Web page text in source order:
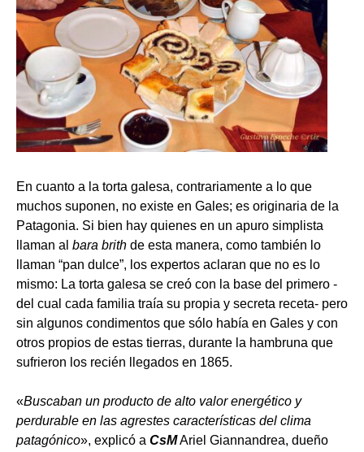
En cuanto a la torta galesa, contrariamente a lo que
muchos suponen, no existe en Gales; es originaria de la
Patagonia. Si bien hay quienes en un apuro simplista
llaman al bara brith de esta manera, como también lo
llaman “pan dulce”, los expertos aclaran que no es lo
mismo: La torta galesa se creó con la base del primero -
del cual cada familia traía su propia y secreta receta- pero
sin algunos condimentos que sólo había en Gales y con
otros propios de estas tierras, durante la hambruna que
sufrieron los recién llegados en 1865.
«Buscaban un producto de alto valor energético y
perdurable en las agrestes características del clima
patagónico», explicó a CsMAriel Giannandrea, dueño